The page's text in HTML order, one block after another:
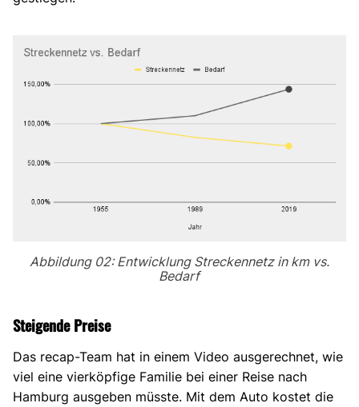
Abbildung 02: Entwicklung Streckennetz in km vs.
Bedarf
Steigende Preise
Das recap-Team hat in einem Video ausgerechnet, wie
viel eine vierköpfige Familie bei einer Reise nach
Hamburg ausgeben müsste. Mit dem Auto kostet die